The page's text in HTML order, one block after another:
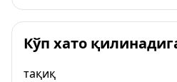
Кўп хато
тақиқ